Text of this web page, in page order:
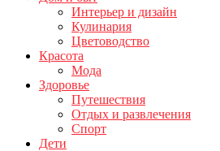
Интерьер и дизайн
Кулинария
Цветоводство
Красота
Мода
Здоровье
Путешествия
Отдых и развлечения
Спорт
Дети